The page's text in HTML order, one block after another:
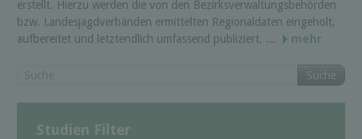
erstellt. Hierzu werden die von den Bezirksverwaltungsbehörden
bzw. Landesjagdverbänden ermittelten Regionaldaten eingeholt,
aufbereitet und letztendlich umfassend publiziert. ...
mehr
Suche
Studien Filter